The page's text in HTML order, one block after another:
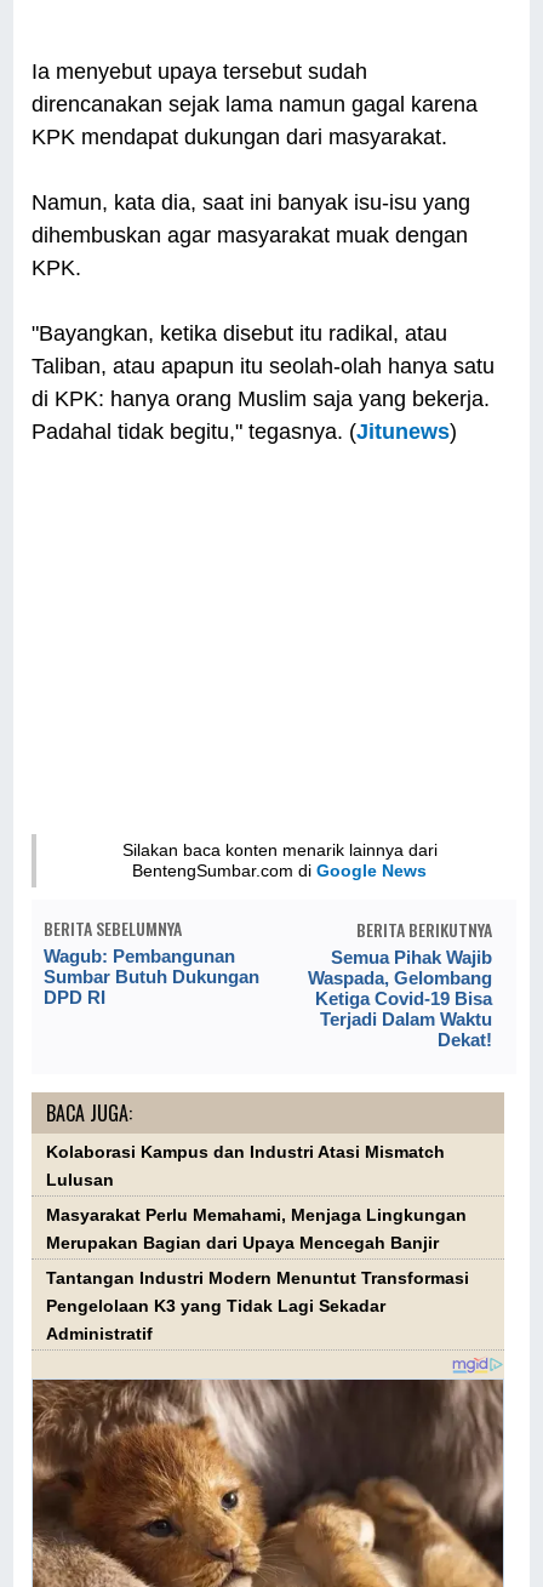
Ia menyebut upaya tersebut sudah
direncanakan sejak lama namun gagal karena
KPK mendapat dukungan dari masyarakat.
Namun, kata dia, saat ini banyak isu-isu yang
dihembuskan agar masyarakat muak dengan
KPK.
"Bayangkan, ketika disebut itu radikal, atau
Taliban, atau apapun itu seolah-olah hanya satu
di KPK: hanya orang Muslim saja yang bekerja.
Padahal tidak begitu," tegasnya. (Jitunews)
Silakan baca konten menarik lainnya dari
BentengSumbar.com diGoogle News
BERITA SEBELUMNYA
Wagub: Pembangunan
Sumbar Butuh Dukungan
DPD RI
BERITA BERIKUTNYA
Semua Pihak Wajib
Waspada, Gelombang
Ketiga Covid-19 Bisa
Terjadi Dalam Waktu
Dekat!
BACA JUGA:
Kolaborasi Kampus dan Industri Atasi Mismatch
Lulusan
Masyarakat Perlu Memahami, Menjaga Lingkungan
Merupakan Bagian dari Upaya Mencegah Banjir
Tantangan Industri Modern Menuntut Transformasi
Pengelolaan K3 yang Tidak Lagi Sekadar
Administratif